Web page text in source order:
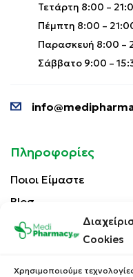
Cookies
Χρησιμοποιούμε
Τετάρτη 8:00 –
Πέμπτη 8:00 –
Παρασκευή 8:00 –
Σάββατο 9:00 –
Πληροφορίες
Ποιοι Είμαστε
Blog
Επικοινωνία